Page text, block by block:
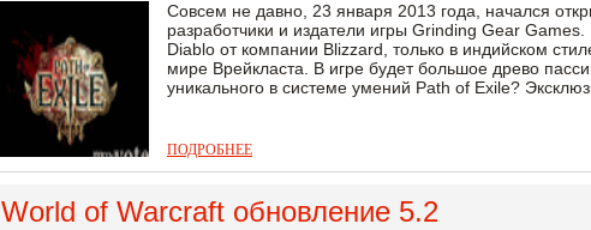
Совсем не давно, 23 января 2013 года, начался
разработчики и издатели игры Grinding Gear
Diablo от компании Blizzard, только в индийском
мире Врейкласта. В игре будет большое древо
уникального в системе умений Path of Exile?
ПОДРОБНЕЕ
World of Warcraft обновление 5.2